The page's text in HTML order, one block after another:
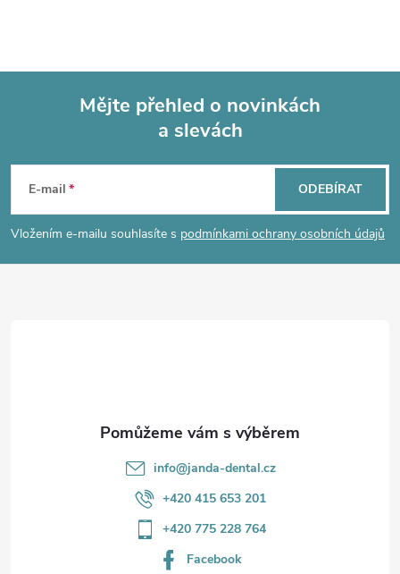
p
a
Mějte přehled o novinkách
a slevách
E-mail
Vložením e-mailu souhlasíte s podmínkami ochrany osobních údajů
ODEBÍRAT
info@janda-dental.cz
+420 415 653 201
+420 775 228 764
Facebook